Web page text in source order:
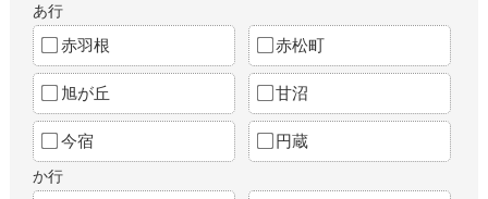
あ行
赤羽根 赤松町
旭が丘 甘沼
今宿 円蔵
か行